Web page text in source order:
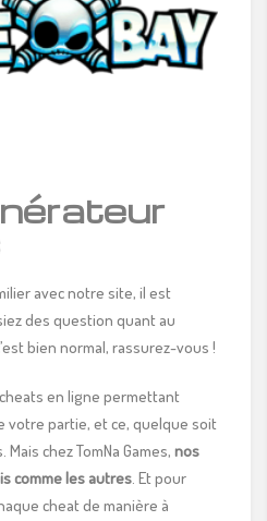
avec notre site, il est
des question quant au
bien normal, rassurez-vous !
en ligne permettant
votre partie, et ce, quelque soit
chez TomNa Games, nos
comme les autres. Et pour
cheat de manière à